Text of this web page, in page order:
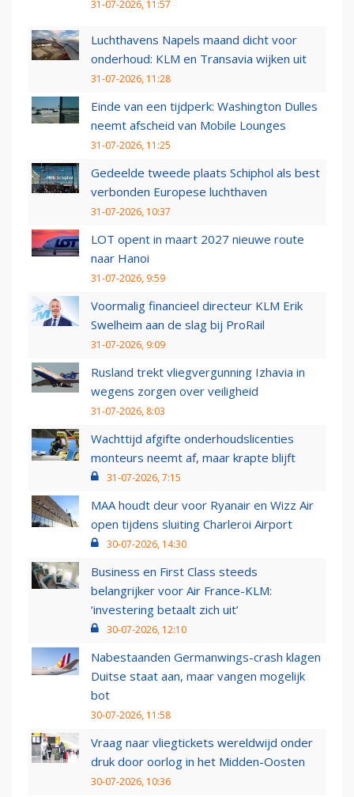
31-07-2026, 11:57
Luchthavens Napels maand dicht voor
onderhoud: KLM en Transavia wijken uit
31-07-2026, 11:28
Einde van een tijdperk: Washington Dulles
neemt afscheid van Mobile Lounges
31-07-2026, 11:25
Gedeelde tweede plaats Schiphol als best
verbonden Europese luchthaven
31-07-2026, 10:37
LOT opent in maart 2027 nieuwe route
naar Hanoi
31-07-2026, 9:59
Voormalig financieel directeur KLM Erik
Swelheim aan de slag bij ProRail
31-07-2026, 9:09
Rusland trekt vliegvergunning Izhavia in
wegens zorgen over veiligheid
31-07-2026, 8:03
Wachttijd afgifte onderhoudslicenties
monteurs neemt af, maar krapte blijft
31-07-2026, 7:15
MAA houdt deur voor Ryanair en Wizz Air
open tijdens sluiting Charleroi Airport
30-07-2026, 14:30
Business en First Class steeds
belangrijker voor Air France-KLM:
‘investering betaalt zich uit’
30-07-2026, 12:10
Nabestaanden Germanwings-crash klagen
Duitse staat aan, maar vangen mogelijk
bot
30-07-2026, 11:58
Vraag naar vliegtickets wereldwijd onder
druk door oorlog in het Midden-Oosten
30-07-2026, 10:36